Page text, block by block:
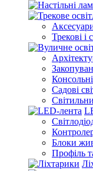
Трекові і
Садові
Блоки
Профіль